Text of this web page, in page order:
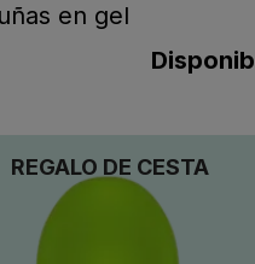
en gel
REGALO DE CESTA